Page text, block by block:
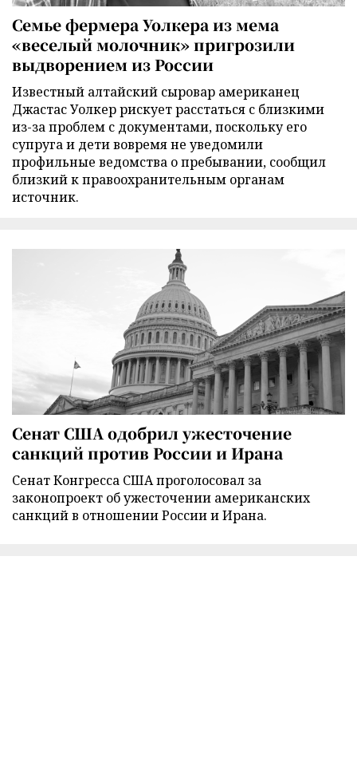
Семье фермера Уолкера из мема
«веселый молочник» пригрозили
выдворением из России
Известный алтайский сыровар американец
Джастас Уолкер рискует расстаться с близкими
из-за проблем с документами, поскольку его
супруга и дети вовремя не уведомили
профильные ведомства о пребывании, сообщил
близкий к правоохранительным органам
источник.
Сенат США одобрил ужесточение
санкций против России и Ирана
Сенат Конгресса США проголосовал за
законопроект об ужесточении американских
санкций в отношении России и Ирана.